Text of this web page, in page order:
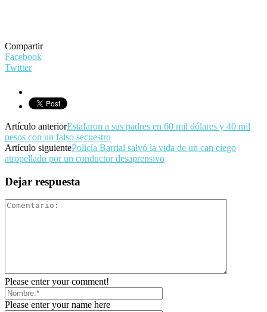
Compartir
Facebook
Twitter
Artículo anteriorEstafaron a sus padres en 60 mil dólares y 40 mil
pesos con un falso secuestro
Artículo siguientePolicía Barrial salvó la vida de un can ciego
atropellado por un conductor desaprensivo
Dejar respuesta
Please enter your comment!
Please enter your name here